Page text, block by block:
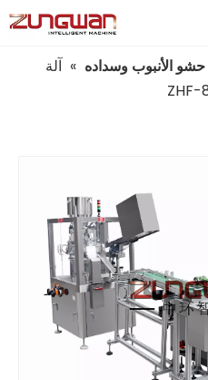
حشو الأنبوب وسداده » آلة